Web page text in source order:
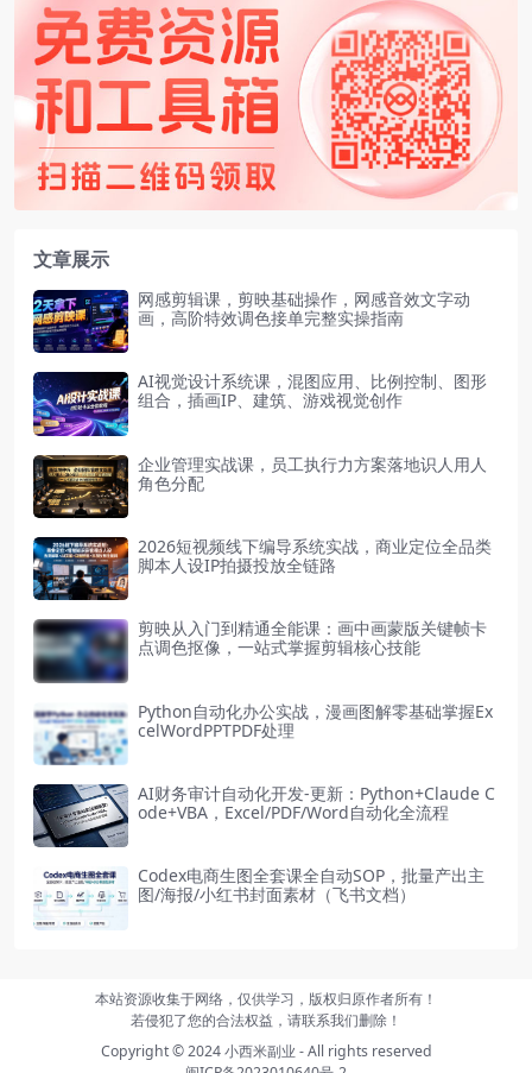
文章展示
网感剪辑课，剪映基础操作，网感音效文字动
画，高阶特效调色接单完整实操指南
AI视觉设计系统课，混图应用、比例控制、图形
组合，插画IP、建筑、游戏视觉创作
企业管理实战课，员工执行力方案落地识人用人
角色分配
2026短视频线下编导系统实战，商业定位全品类
脚本人设IP拍摄投放全链路
剪映从入门到精通全能课：画中画蒙版关键帧卡
点调色抠像，一站式掌握剪辑核心技能
Python自动化办公实战，漫画图解零基础掌握Ex
celWordPPTPDF处理
AI财务审计自动化开发-更新：Python+Claude C
ode+VBA，Excel/PDF/Word自动化全流程
Codex电商生图全套课全自动SOP，批量产出主
图/海报/小红书封面素材（飞书文档）
本站资源收集于网络，仅供学习，版权归原作者所有！
若侵犯了您的合法权益，请联系我们删除！
Copyright © 2024小西米副业 - All rights reserved